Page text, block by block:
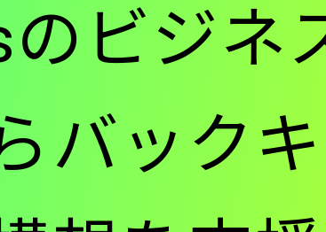
メ
のビジネ
バック